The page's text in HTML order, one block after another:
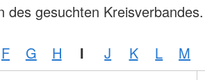
des gesuchten Kreisverbandes.
F G H I J K L M